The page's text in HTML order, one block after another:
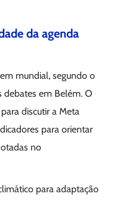
da agenda
mundial, segundo o
debates em Belém. O
discutir a Meta
para orientar
no
para adaptação